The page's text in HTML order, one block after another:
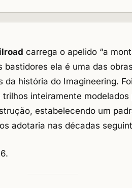
carrega o apelido “a
bastidores ela é uma das
da história do Imagineering.
inteiramente modelados
estabelecendo um
adotaria nas décadas